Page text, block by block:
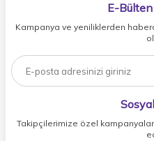
E-
Kampanya ve yeniliklerden
Takipçilerimize özel